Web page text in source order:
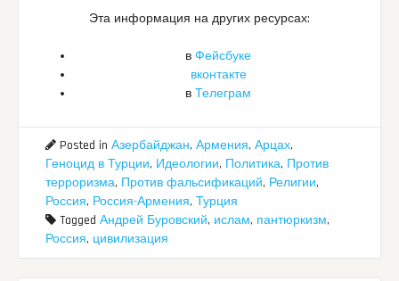
Эта информация на других ресурсах:
в Фейсбуке
вконтакте
в Телеграм
Posted in Азербайджан, Армения, Арцах,
Геноцид в Турции, Идеологии, Политика, Против
терроризма, Против фальсификаций, Религии,
Россия, Россия-Армения, Турция
Tagged Андрей Буровский, ислам, пантюркизм,
Россия, цивилизация